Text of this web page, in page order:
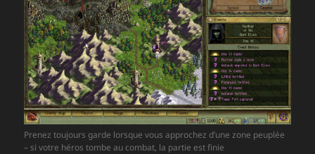
Prenez toujours garde lorsque vous approchez d’une zone peuplée
– si votre héros tombe au combat, la partie est finie